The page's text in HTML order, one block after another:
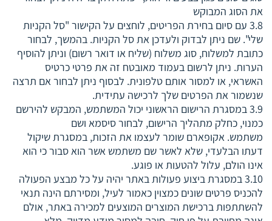
את הסוג המבוקש
3.8 עם סיום בחירת הפריטים, לוחצים על הקישור "סל הקניות
שלי". שם ניתן לבדוק ולעדכן את סל הקניות. בהמשך, לבחור
כתובת למשלוח, סוג משלוח (שליח או דואר רשום) וניתן להוסיף
הערות. ניתן לרשום בעמוד מאובטח זה את פרטי כרטיס
האשראי, או למסור אותם טלפונית. לבסוף ניתן לבחור אם תרצה
שנשמור את הפרטים שלך לרכישה עתידית.
3.9 במסגרת הרישום הראשוני יכול המשתמש, המבקש להירשם
כמנוי, כחלק מתהליך הרישום, לבחור סיסמא ושם
משתמש. אקופארם שומר לעצמו את הזכות, במסגרת שיקול
דעתו הבלעדי, שלא לאשר שם משתמש אשר הוא סבור כי הוא
אינו הולם, עלול להטעות או פוגע.
3.10 במסגרת ביצוע פעולות באתר יהיה על כל מבצע הפעולה
להכניס פרטים שונים כמצוין כאמור לעיל, ומסירתם הינה תנאי
להשתתפות ברכישת המוצרים המוצעים למכירה באתר, אולם